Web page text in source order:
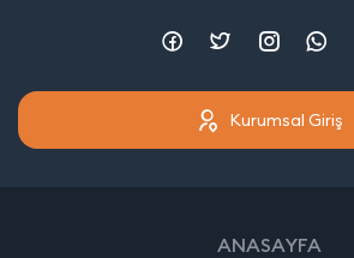
Kurumsal Giriş
ANASAYFA